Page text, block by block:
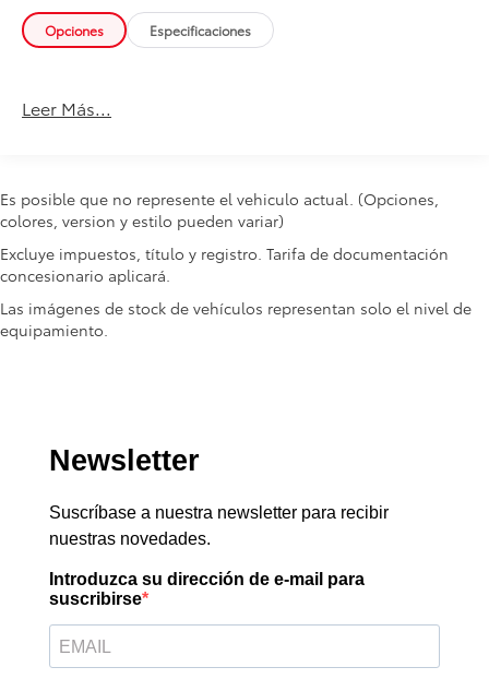
Opciones Especificaciones
Leer Más...
Es posible que no represente el vehiculo actual. (Opciones,
colores, version y estilo pueden variar)
Excluye impuestos, título y registro. Tarifa de documentación
concesionario aplicará.
Las imágenes de stock de vehículos representan solo el nivel de
equipamiento.